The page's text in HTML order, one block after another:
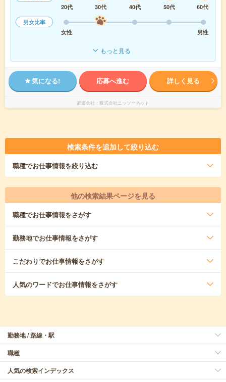
20代
30代 40代 50代
60代
男女比率
女性
男性
もっと見る
気になる! 応募へ進む 詳しく見る
派遣会社 株式会社ニッソーネット
検索条件を追加して絞り込む
職種でお仕事情報を絞り込む
他の検索結果ページを見る
職種でお仕事情報をさがす
勤務地でお仕事情報をさがす
こだわりでお仕事情報をさがす
人気のワードでお仕事情報をさがす
勤務地 / 路線・駅
職種
人気の検索インデックス